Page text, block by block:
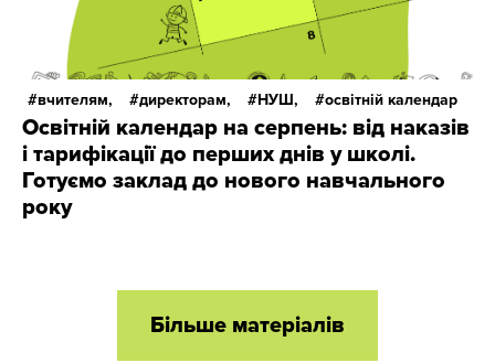
вчителям, директорам, НУШ, освітній календар
Освітній календар на серпень: від наказів
і тарифікації до перших днів у школі.
Готуємо заклад до нового навчального
року
Більше матеріалів